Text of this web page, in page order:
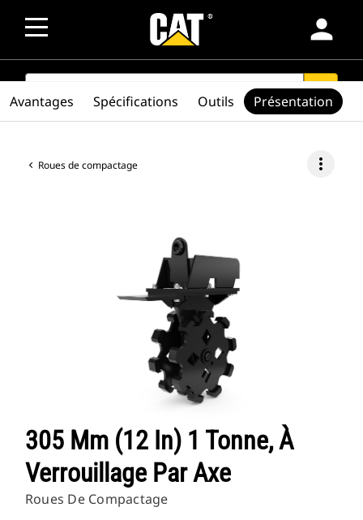
person
SEARCH search
Roues de compactage more_vert
305 Mm (12 In) 1 Tonne, À
Verrouillage Par Axe
Roues De Compactage
Avantages Spécifications Outils Présentation